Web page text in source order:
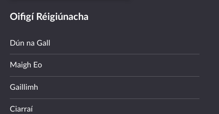
Oifigí Réigiúnacha
Dún na Gall
Maigh Eo
Gaillimh
Ciarraí